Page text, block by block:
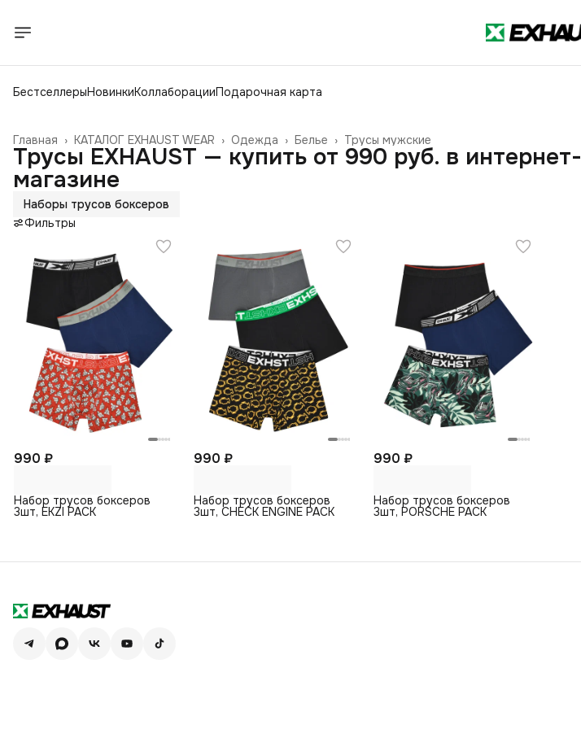
БестселлерыНовинкиКоллаборацииПодарочная карта
Трусы мужские
Белье ›
Одежда ›
КАТАЛОГ EXHAUST WEAR ›
Главная ›
Трусы EXHAUST — купить от 990 руб. в интернет-
магазине
Наборы трусов боксеров
Фильтры
990 ₽
Набор трусов боксеров
3шт, EKZI PACK
990 ₽
Набор трусов боксеров
3шт, CHECK ENGINE PACK
990 ₽
Набор трусов боксеров
3шт, PORSCHE PACK